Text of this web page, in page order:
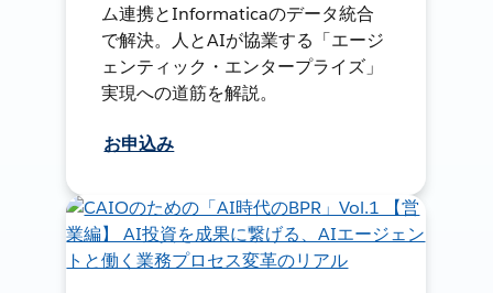
ム連携とInformaticaのデータ統合
で解決。人とAIが協業する「エージ
ェンティック・エンタープライズ」
実現への道筋を解説。
お申込み